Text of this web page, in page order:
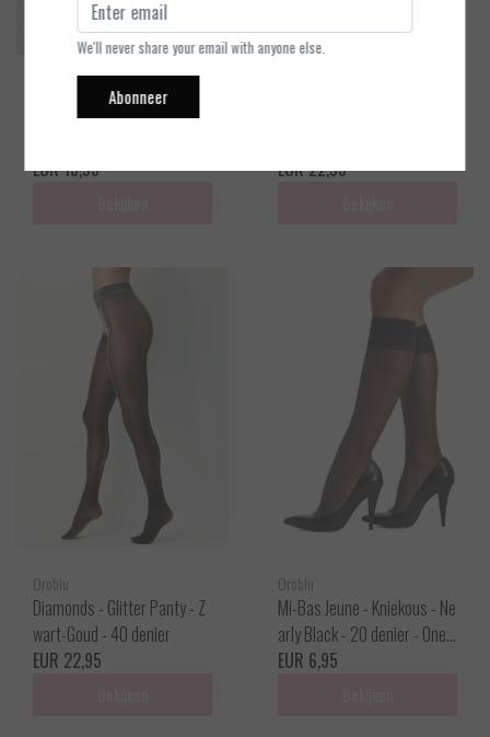
Sensuel - Panty - Zwart - 30
EUR 15,95
EUR 22,95
Oroblu
Diamonds - Glitter Panty - Z
wart-Goud - 40 denier
EUR 22,95
Oroblu
Mi-Bas Jeune - Kniekous - Ne
arly Black - 20 denier - One s
ize
EUR 6,95
We'll never share your email with anyone else.
Abonneer